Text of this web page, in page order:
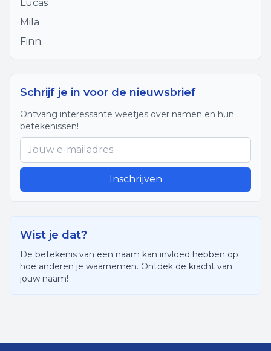
Lucas
Mila
Finn
Schrijf je in voor de nieuwsbrief
Ontvang interessante weetjes over namen en hun
betekenissen!
Inschrijven
Wist je dat?
De betekenis van een naam kan invloed hebben op
hoe anderen je waarnemen. Ontdek de kracht van
jouw naam!